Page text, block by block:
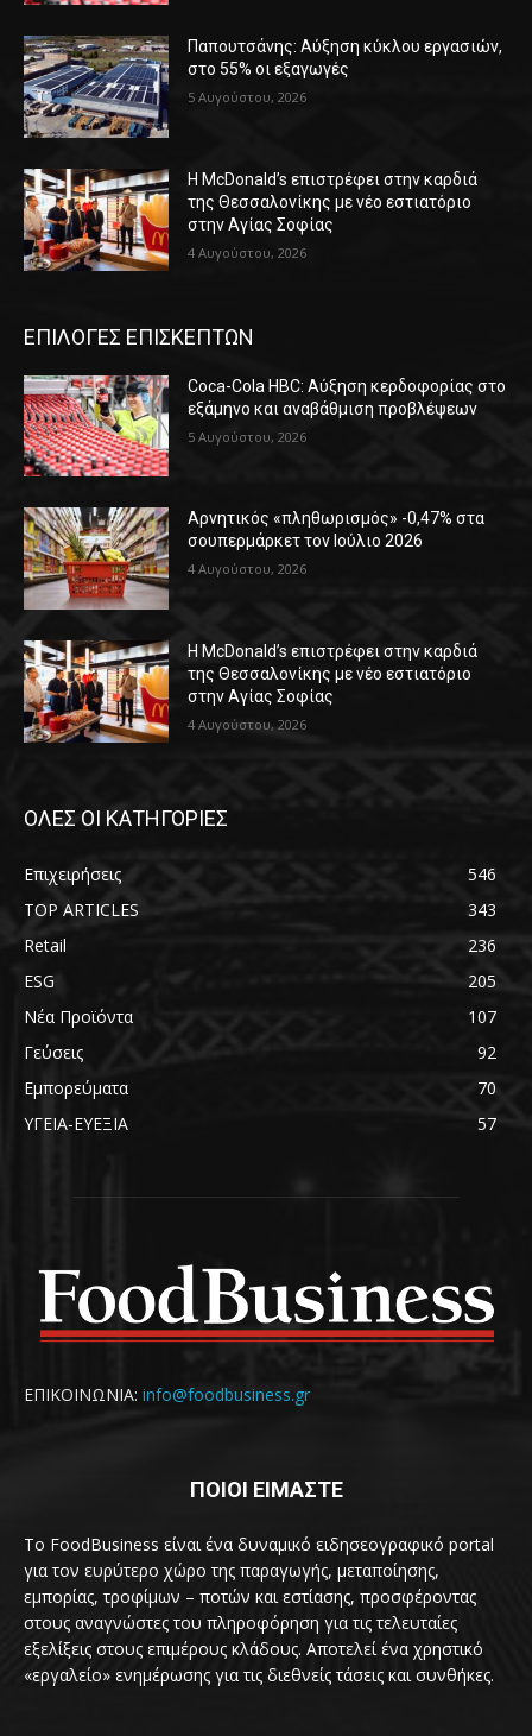
Παπουτσάνης: Αύξηση κύκλου εργασιών,
στο 55% οι εξαγωγές
5 Αυγούστου, 2026
Η McDonald’s επιστρέφει στην καρδιά
της Θεσσαλονίκης με νέο εστιατόριο
στην Αγίας Σοφίας
4 Αυγούστου, 2026
ΕΠΙΛΟΓΕΣ ΕΠΙΣΚΕΠΤΩΝ
Coca-Cola HBC: Αύξηση κερδοφορίας στο
εξάμηνο και αναβάθμιση προβλέψεων
5 Αυγούστου, 2026
Αρνητικός «πληθωρισμός» -0,47% στα
σουπερμάρκετ τον Ιούλιο 2026
4 Αυγούστου, 2026
Η McDonald’s επιστρέφει στην καρδιά
της Θεσσαλονίκης με νέο εστιατόριο
στην Αγίας Σοφίας
4 Αυγούστου, 2026
ΟΛΕΣ ΟΙ ΚΑΤΗΓΟΡΙΕΣ
Επιχειρήσεις
546
TOP ARTICLES
343
Retail
236
ESG
205
Νέα Προϊόντα
107
Γεύσεις
92
Εμπορεύματα
70
ΥΓΕΙΑ-ΕΥΕΞΙΑ
57
ΕΠΙΚΟΙΝΩΝΙΑ: info@foodbusiness.gr
ΠΟΙΟΙ ΕΙΜΑΣΤΕ
Το FoodBusiness είναι ένα δυναμικό ειδησεογραφικό portal
για τον ευρύτερο χώρο της παραγωγής, μεταποίησης,
εμπορίας, τροφίμων – ποτών και εστίασης, προσφέροντας
στους αναγνώστες του πληροφόρηση για τις τελευταίες
εξελίξεις στους επιμέρους κλάδους. Αποτελεί ένα χρηστικό
«εργαλείο» ενημέρωσης για τις διεθνείς τάσεις και συνθήκες.